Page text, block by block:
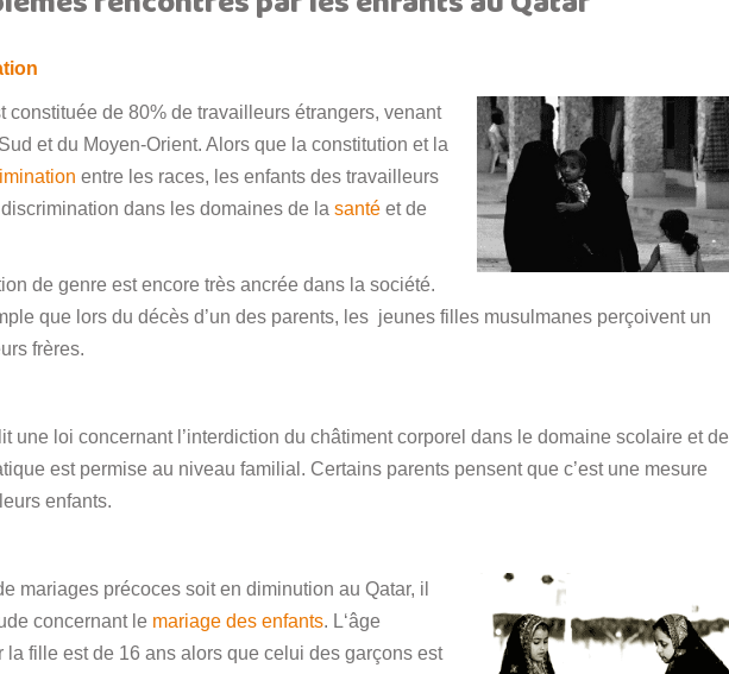
constituée de 80% de travailleurs étrangers, venant
et du Moyen-Orient. Alors que la constitution et la
entre les races, les enfants des travailleurs
dans les domaines de la santé et de
de genre est encore très ancrée dans la société.
que lors du décès d’un des parents, les jeunes filles musulmanes perçoivent un
frères.
une loi concernant l’interdiction du châtiment corporel dans le domaine scolaire et de
est permise au niveau familial. Certains parents pensent que c’est une mesure
enfants.
mariages précoces soit en diminution au Qatar, il
concernant le mariage des enfants. L‘âge
la fille est de 16 ans alors que celui des garçons est